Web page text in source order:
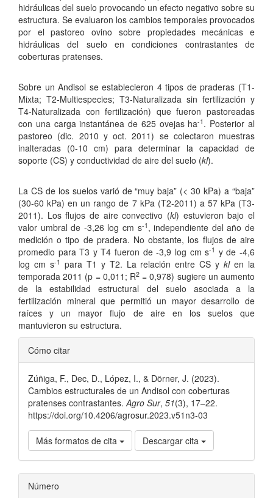
hidráulicas del suelo provocando un efecto negativo sobre su
estructura. Se evaluaron los cambios temporales provocados
por el pastoreo ovino sobre propiedades mecánicas e
hidráulicas del suelo en condiciones contrastantes de
coberturas pratenses.
Sobre un Andisol se establecieron 4 tipos de praderas (T1-
Mixta; T2-Multiespecies; T3-Naturalizada sin fertilización y
T4-Naturalizada con fertilización) que fueron pastoreadas
con una carga instantánea de 625 ovejas ha-1 . Posterior al
pastoreo (dic. 2010 y oct. 2011) se colectaron muestras
inalteradas (0-10 cm) para determinar la capacidad de
soporte (CS) y conductividad de aire del suelo (kl).
La CS de los suelos varió de “muy baja” (< 30 kPa) a “baja”
(30-60 kPa) en un rango de 7 kPa (T2-2011) a 57 kPa (T3-
2011). Los flujos de aire convectivo (kl) estuvieron bajo el
valor umbral de -3,26 log cm s-1 , independiente del año de
medición o tipo de pradera. No obstante, los flujos de aire
promedio para T3 y T4 fueron de -3,9 log cm s-1 y de -4,6
log cm s-1 para T1 y T2. La relación entre CS yklen la
temporada 2011 (p = 0,011; R2 = 0,978) sugiere un aumento
de la estabilidad estructural del suelo asociada a la
fertilización mineral que permitió un mayor desarrollo de
raíces y un mayor flujo de aire en los suelos que
mantuvieron su estructura.
Detalles
del
artículo
Cómo citar
Zúñiga, F., Dec, D., López, I., & Dörner, J. (2023).
Cambios estructurales de un Andisol con coberturas
pratenses contrastantes. Agro Sur, 51(3), 17–22.
https://doi.org/10.4206/agrosur.2023.v51n3-03
Más formatos de cita Descargar cita
Número